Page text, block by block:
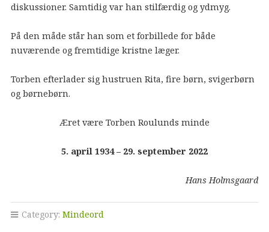
diskussioner. Samtidig var han stilfærdig og ydmyg.
På den måde står han som et forbillede for både
nuværende og fremtidige kristne læger.
Torben efterlader sig hustruen Rita, fire børn, svigerbørn
og børnebørn.
Æret være Torben Roulunds minde
5. april 1934 – 29. september 2022
Hans Holmsgaard
Category: Mindeord